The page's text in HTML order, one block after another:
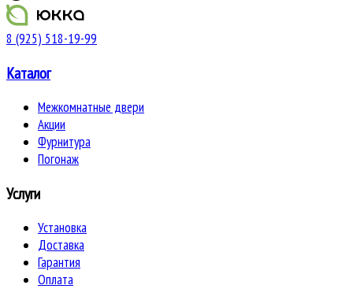
8 (925) 518-19-99
Каталог
Межкомнатные двери
Акции
Фурнитура
Погонаж
Услуги
Установка
Доставка
Гарантия
Оплата